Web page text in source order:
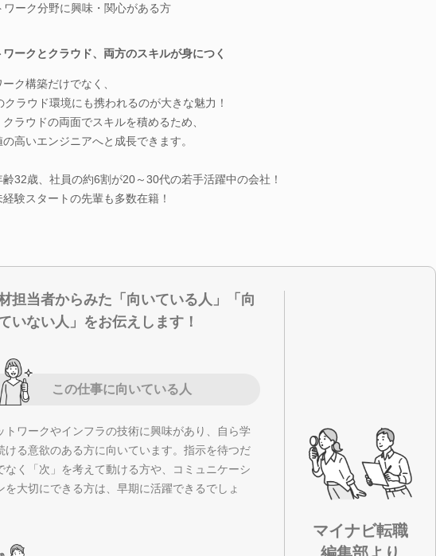
ワーク分野に興味・関心がある方
ークとクラウド、両方のスキルが身につく
ク構築だけでなく、
クラウド環境にも携われるのが大きな魅力！
ラウドの両面でスキルを積めるため、
高いエンジニアへと成長できます。
32歳、社員の約6割が20～30代の若手活躍中の会社！
験スタートの先輩も多数在籍！
担当者からみた「向いている人」「向
いない人」をお伝えします！
この仕事に向いている人
トワークやインフラの技術に興味があり、自ら学
ける意欲のある方に向いています。指示を待つだ
なく「次」を考えて動ける方や、コミュニケーシ
を大切にできる方は、早期に活躍できるでしょ
マイナビ転職
編集部より